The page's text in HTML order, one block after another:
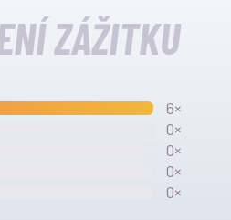
ZÁŽITKU
6×
0×
0×
0×
0×